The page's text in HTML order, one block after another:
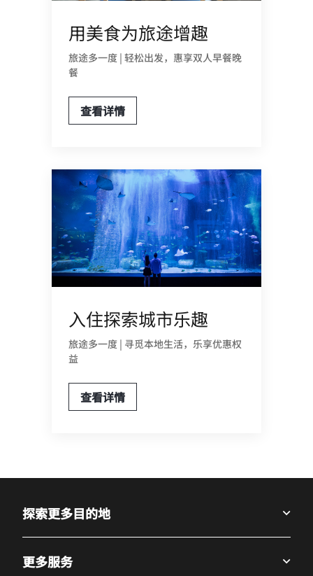
用美食为旅途增趣
旅途多一度 | 轻松出发，惠享双人早餐晚
餐
查看详情
入住探索城市乐趣
旅途多一度 | 寻觅本地生活，乐享优惠权
益
查看详情
探索更多目的地
更多服务